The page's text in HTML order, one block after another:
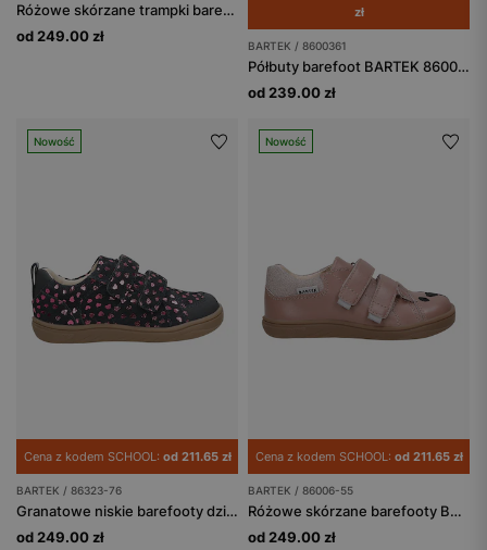
Różowe skórzane trampki barefoot dla dziewczynki
od 249.00 zł
zł
BARTEK / 8600361
Półbuty barefoot BARTEK 86003-61, czarno-brązowy
od 239.00 zł
Nowość
Cena z kodem SCHOOL: od 211.65 zł
BARTEK / 86323-76
Granatowe niskie barefooty dziewczęce z aplikacją w serduszka BARTEK 86323-76
od 249.00 zł
Nowość
Cena z kodem SCHOOL: od 211.65 zł
BARTEK / 86006-55
Różowe skórzane barefooty BARTEK z misiem na nosku 86006-55
od 249.00 zł